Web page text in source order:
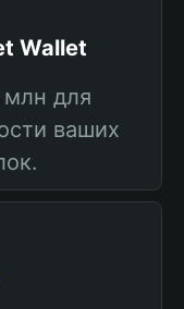
Wallet
для
ваших